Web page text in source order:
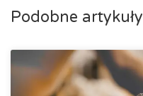
Podobne artykuły